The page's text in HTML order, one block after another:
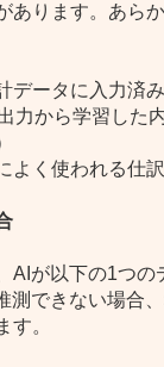
あります。あら
データに入力済
力から学習した
よく使われる仕訳
AIが以下の1つの
測できない場合
す。